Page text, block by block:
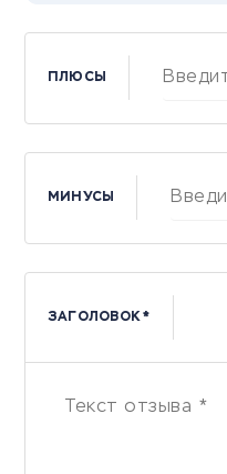
ПЛЮСЫ
МИНУСЫ
ЗАГОЛОВОК *